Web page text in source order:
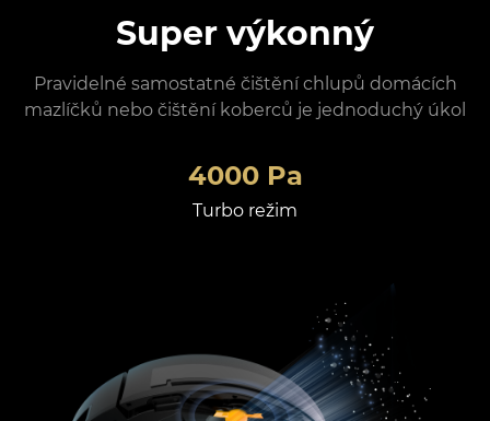
Super výkonný
Pravidelné samostatné čištění chlupů domácích
mazlíčků nebo čištění koberců je jednoduchý úkol
4000 Pa
Turbo režim